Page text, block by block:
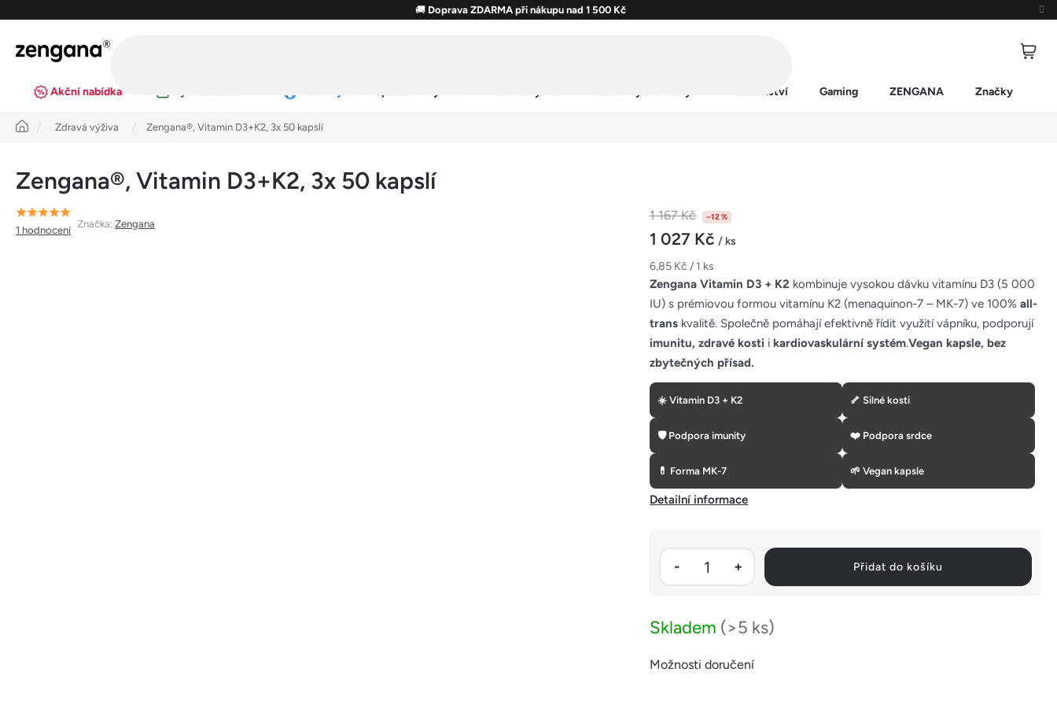
obsah
🚚 Doprava ZDARMA při nákupu nad 1 500 Kč
Akční nabídka Příslušenství Gaming ZENGANA Značky
Úvod Zdravá výživa Zengana®, Vitamin D3+K2, 3x 50 kapslí
Zengana®, Vitamin D3+K2, 3x 50 kapslí
Průměrné
hodnocení
1 hodnocení
Značka: Zengana
1 167 Kč –12 %
1 027 Kč/ ks
Měrná
cena:
6,85 Kč / 1 ks
Skladem (>5 ks)
Možnosti doručení
Přidat do košíku
Zengana Vitamin D3 + K2 kombinuje vysokou dávku vitamínu D3 (5 000
IU) s prémiovou formou vitamínu K2 (menaquinon-7 – MK-7) ve 100%all-
trans kvalitě. Společně pomáhají efektivně řídit využití vápníku, podporují
imunitu, zdravé kosti ikardiovaskulární systém.Vegan kapsle, bez
zbytečných přísad.
☀️ Vitamin D3 + K2 🦴 Silné kosti
🛡 Podpora imunity ❤️ Podpora srdce
💊 Forma MK-7 🌱 Vegan kapsle
Detailní informace